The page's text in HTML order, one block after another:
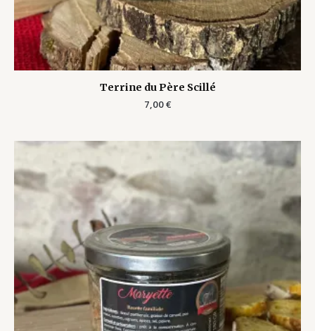
Terrine du Père Scillé
7,00€